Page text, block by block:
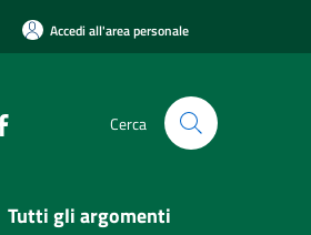
Accedi all'area personale
Cerca
Tutti gli argomenti